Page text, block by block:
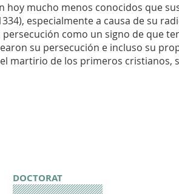
mucho menos conocidos que
especialmente a causa de su
como un signo de que
su persecución e incluso su
martirio de los primeros
DOCTORAT